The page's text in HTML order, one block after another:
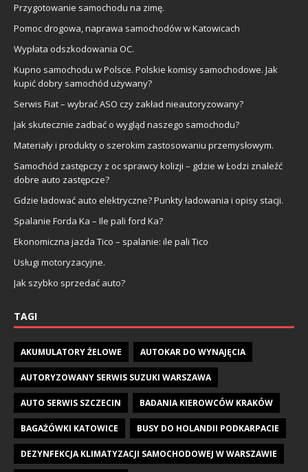
Przygotowanie samochodu na zimę.
Pomoc drogowa, naprawa samochodów w Katowicach
Wypłata odszkodowania OC.
Kupno samochodu w Polsce. Polskie komisy samochodowe. Jak
kupić dobry samochód używany?
Serwis Fiat – wybrać ASO czy zakład nieautoryzowany?
Jak skutecznie zadbać o wygląd naszego samochodu?
Materiały i produkty o szerokim zastosowaniu przemysłowym.
Samochód zastępczy z oc sprawcy kolizji – gdzie w Łodzi znaleźć
dobre auto zastępcze?
Gdzie ładować auto elektryczne? Punkty ładowania i opisy stacji.
Spalanie Forda Ka – Ile pali ford Ka?
Ekonomiczna jazda Tico – spalanie: ile pali Tico
Usługi motoryzacyjne.
Jak szybko sprzedać auto?
TAGI
AKUMULATORY ŻELOWE AUTOKAR DO WYNAJĘCIA
AUTORYZOWANY SERWIS SUZUKI WARSZAWA
AUTO SERWIS SZCZECIN BADANIA KIEROWCÓW KRAKÓW
BAGAŻÓWKI KATOWICE BUSY DO HOLANDII PODKARPACIE
DEZYNFEKCJA KLIMATYZACJI SAMOCHODOWEJ W WARSZAWIE